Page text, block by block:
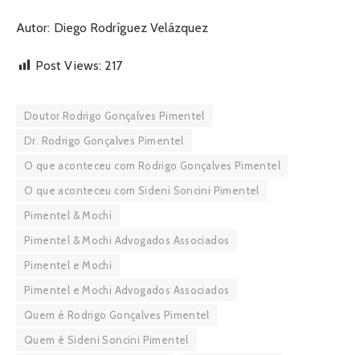
Autor: Diego Rodríguez Velázquez
Post Views: 217
Doutor Rodrigo Gonçalves Pimentel
Dr. Rodrigo Gonçalves Pimentel
O que aconteceu com Rodrigo Gonçalves Pimentel
O que aconteceu com Sideni Soncini Pimentel
Pimentel & Mochi
Pimentel & Mochi Advogados Associados
Pimentel e Mochi
Pimentel e Mochi Advogados Associados
Quem é Rodrigo Gonçalves Pimentel
Quem é Sideni Soncini Pimentel